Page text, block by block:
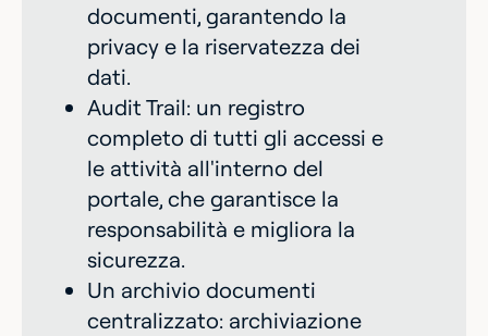
documenti, garantendo la
privacy e la riservatezza dei
dati.
Audit Trail: un registro
completo di tutti gli accessi e
le attività all'interno del
portale, che garantisce la
responsabilità e migliora la
sicurezza.
Un archivio documenti
centralizzato: archiviazione